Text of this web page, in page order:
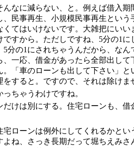
んなに減らない、と。例えば借入
民事再生、小規模民事再生という
くてはいけないです。大雑把にい
ですから。ただしですね、5分の1
分の1にされちゃうんだから、な
一応、借金があったら全部出して
「車のローンも出して下さい」
すると。ですので、それは除けま
ちゃうわけですね。
けは別にする。住宅ローンも、
ローンは例外にしてくれるかと
よね、さっき長期だって堀ちえみ